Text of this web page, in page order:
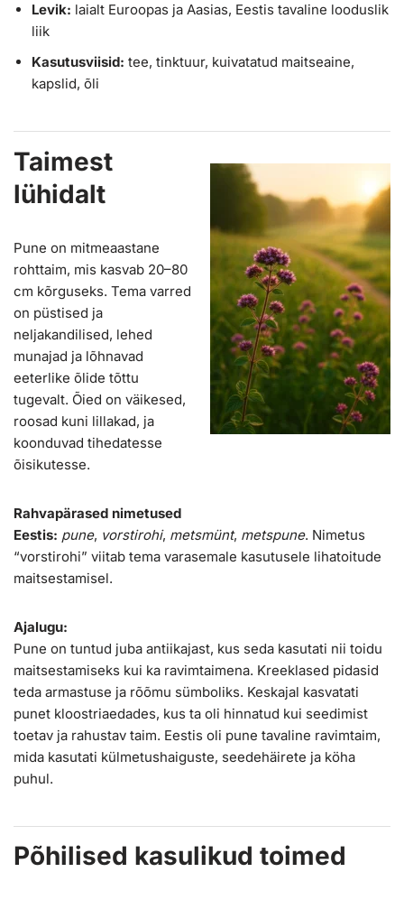
Levik: laialt Euroopas ja Aasias, Eestis tavaline looduslik
liik
Kasutusviisid: tee, tinktuur, kuivatatud maitseaine,
kapslid, õli
Taimest
lühidalt
Pune on mitmeaastane
rohttaim, mis kasvab 20–80
cm kõrguseks. Tema varred
on püstised ja
neljakandilised, lehed
munajad ja lõhnavad
eeterlike õlide tõttu
tugevalt. Õied on väikesed,
roosad kuni lillakad, ja
koonduvad tihedatesse
õisikutesse.
Rahvapärased nimetused
Eestis: pune, vorstirohi, metsmünt, metspune. Nimetus
“vorstirohi” viitab tema varasemale kasutusele lihatoitude
maitsestamisel.
Ajalugu:
Pune on tuntud juba antiikajast, kus seda kasutati nii toidu
maitsestamiseks kui ka ravimtaimena. Kreeklased pidasid
teda armastuse ja rõõmu sümboliks. Keskajal kasvatati
punet kloostriaedades, kus ta oli hinnatud kui seedimist
toetav ja rahustav taim. Eestis oli pune tavaline ravimtaim,
mida kasutati külmetushaiguste, seedehäirete ja köha
puhul.
Põhilised kasulikud toimed